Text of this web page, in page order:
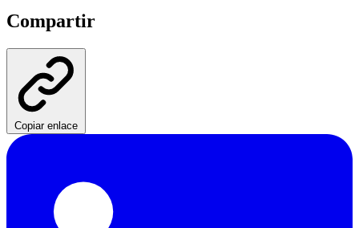
Compartir
Copiar enlace